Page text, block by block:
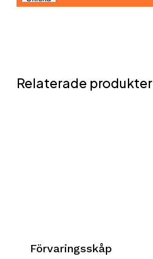
Relaterade produkter
Förvaringsskåp